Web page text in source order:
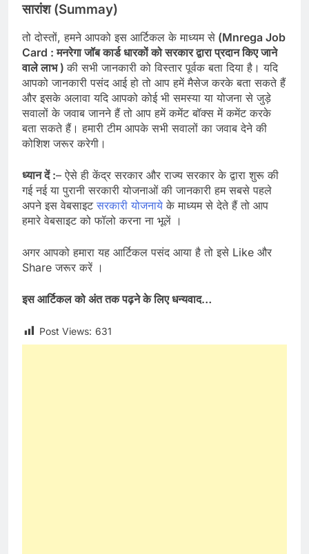
सारांश (Summay)
तो दोस्तों, हमने आपको इस आर्टिकल के माध्यम से (Mnrega Job
Card :मनरेगा जॉब कार्ड धारकों को सरकार द्वारा प्रदान किए जाने
वाले लाभ)की सभी जानकारी को विस्तार पूर्वक बता दिया है। यदि
आपको जानकारी पसंद आई हो तो आप हमें मैसेज करके बता सकते हैं
और इसके अलावा यदि आपको कोई भी समस्या या योजना से जुड़े
सवालों के जवाब जानने हैं तो आप हमें कमेंट बॉक्स में कमेंट करके
बता सकते हैं। हमारी टीम आपके सभी सवालों का जवाब देने की
कोशिश जरूर करेगी।
ध्यान दें :– ऐसे ही केंद्र सरकार और राज्य सरकार के द्वारा शुरू की
गई नई या पुरानी सरकारी योजनाओं की जानकारी हम सबसे पहले
अपने इस वेबसाइटसरकारी योजनायेके माध्यम से देते हैं तो आप
हमारे वेबसाइट को फॉलो करना ना भूलें ।
अगर आपको हमारा यह आर्टिकल पसंद आया है तो इसे Like और
Share जरूर करें ।
इस आर्टिकल को अंत तक पढ़ने के लिए धन्यवाद…
Post Views: 631